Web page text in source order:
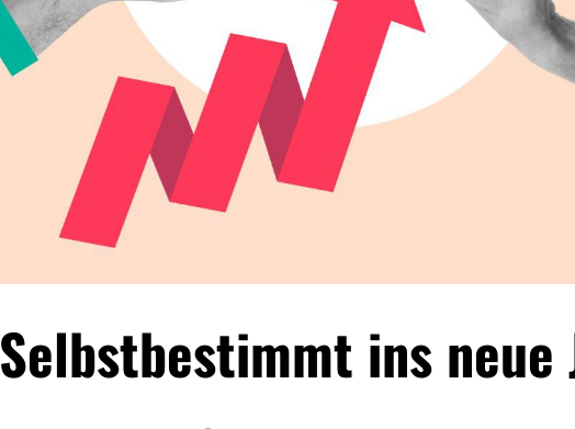
Selbstbestimmt ins neue